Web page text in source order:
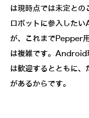
は現時点では未定との
ロボットに参入した
が、これまでPepper
は複雑です。Android
は歓迎するとともに、
があるからです。